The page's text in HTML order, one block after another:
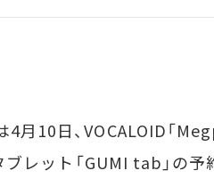
10日、VOCALOID「
レット「GUMI tab」の